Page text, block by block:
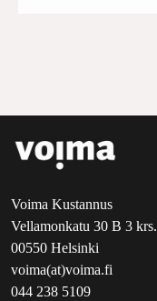
Voima Kustannus
Vellamonkatu 30 B 3 krs.
00550 Helsinki
voima(at)voima.fi
044 238 5109